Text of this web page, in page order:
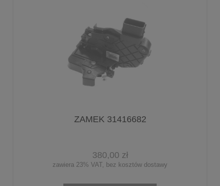
ZAMEK 31416682
380,00 zł
zawiera 23% VAT, bez kosztów dostawy